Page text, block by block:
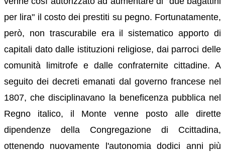
per lira" il costo dei prestiti su pegno. Fortunatamente,
però, non trascurabile era il sistematico apporto di
capitali dato dalle istituzioni religiose, dai parroci delle
comunità limitrofe e dalle confraternite cittadine. A
seguito dei decreti emanati dal governo francese nel
1807, che disciplinavano la beneficenza pubblica nel
Regno italico, il Monte venne posto alle dirette
dipendenze della Congregazione di Ccittadina,
ottenendo nuovamente l'autonomia dodici anni più